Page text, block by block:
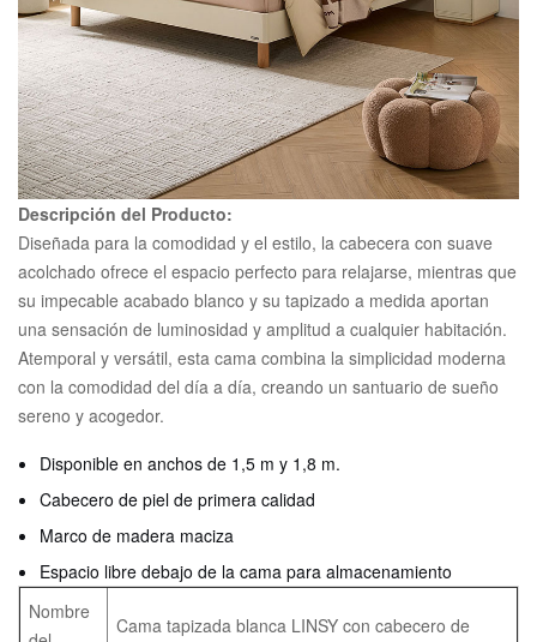
Descripción del Producto:
Diseñada para la comodidad y el estilo, la cabecera con suave
acolchado ofrece el espacio perfecto para relajarse, mientras que
su impecable acabado blanco y su tapizado a medida aportan
una sensación de luminosidad y amplitud a cualquier habitación.
Atemporal y versátil, esta cama combina la simplicidad moderna
con la comodidad del día a día, creando un santuario de sueño
sereno y acogedor.
Disponible en anchos de 1,5 m y 1,8 m.
Cabecero de piel de primera calidad
Marco de madera maciza
Espacio libre debajo de la cama para almacenamiento
Nombre
Cama tapizada blanca LINSY con cabecero de